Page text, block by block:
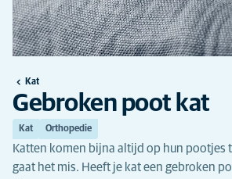
Kat
Gebroken poot kat
Kat Orthopedie
Katten komen bijna altijd op hun pootjes
gaat het mis. Heeft je kat een gebroken